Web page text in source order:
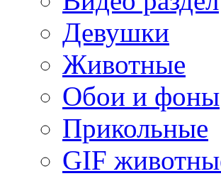
Девушки
Животные
Обои и фоны
Прикольные
GIF